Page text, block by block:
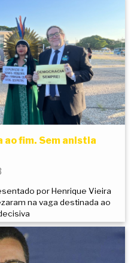
ao fim. Sem anistia
por Henrique Vieira
na vaga destinada ao